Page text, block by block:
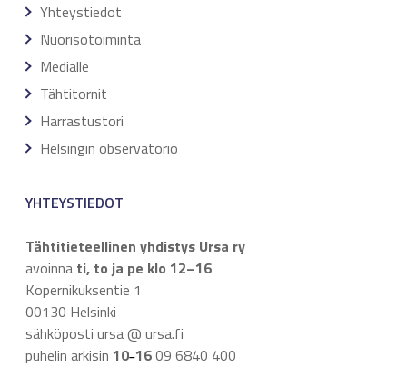
Yhteystiedot
Nuorisotoiminta
Medialle
Tähtitornit
Harrastustori
Helsingin observatorio
YHTEYSTIEDOT
Tähtitieteellinen yhdistys Ursa ry
avoinna ti, to ja pe klo 12–16
Kopernikuksentie 1
00130 Helsinki
sähköposti ursa @ ursa.fi
puhelin arkisin 10–1609 6840 400